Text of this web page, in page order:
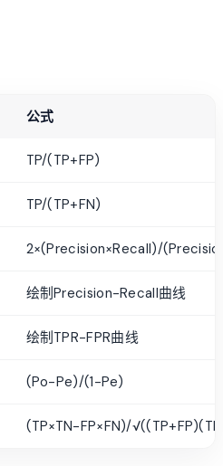
公式
TP/(TP+FP)
TP/(TP+FN)
2×(Precision×Recall)/
绘制Precision-Recall曲线
绘制TPR-FPR曲线
(Po-Pe)/(1-Pe)
(TP×TN-FP×FN)/